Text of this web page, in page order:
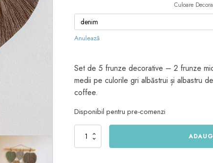
Culoare
Anulează
Set de 5 frunze decorative – 2 frunze
medii pe culorile gri albăstrui și albastru
coffee.
Disponibil pentru pre-comenzi
Cantitate